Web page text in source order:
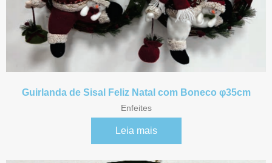
Guirlanda de Sisal Feliz Natal com Boneco φ35cm
Enfeites
Leia mais